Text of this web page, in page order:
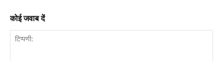
कोई जवाब दें